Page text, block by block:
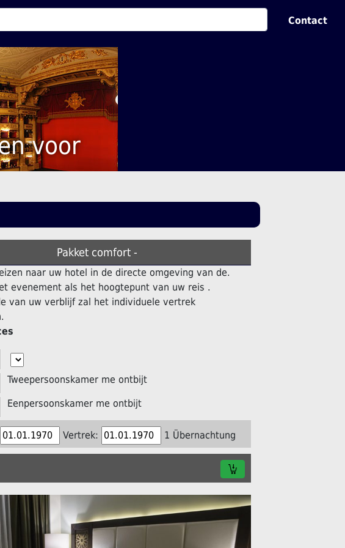
Contact
voor
Pakket comfort -
naar uw hotel in de directe omgeving van de.
evenement als het hoogtepunt van uw reis .
van uw verblijf zal het individuele vertrek
Tweepersoonskamer me ontbijt
Eenpersoonskamer me ontbijt
Vertrek: 1 Übernachtung